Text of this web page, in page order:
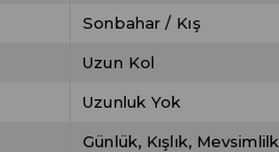
Sonbahar / Kış
Uzun Kol
Uzunluk Yok
Günlük Kışlık Mevsimlilk